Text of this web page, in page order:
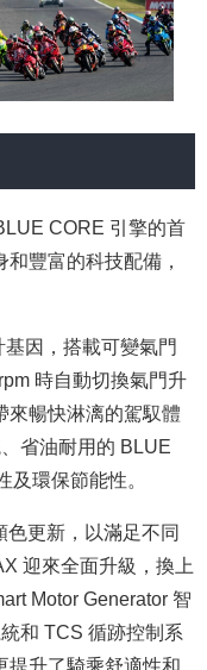
CORE 引擎的首
豐富的科技配備，
因，搭載可變氣門
時自動切換氣門升
來暢快淋漓的駕馭體
省油耐用的 BLUE
及環保節能性。
色更新，以滿足不同
迎來全面升級，換上
Motor Generator 智
和 TCS 循跡控制系
提升了騎乘舒適性和